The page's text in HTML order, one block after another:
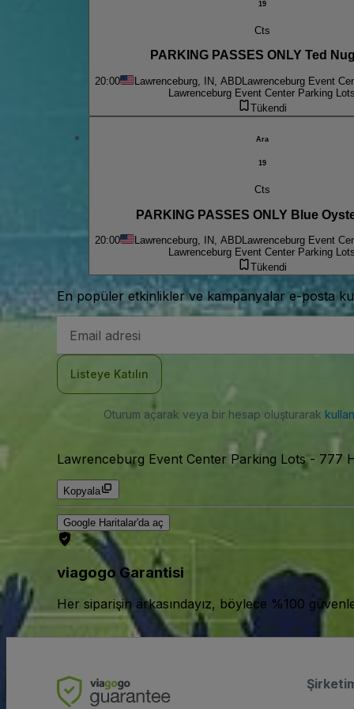
19
Cts
PARKING PASSES ONLY Ted
20:00 Lawrenceburg, IN, ABD Lawrenceburg Event
Lawrenceburg Event Center Parking Lots
Tükendi
Ara
19
Cts
PARKING PASSES ONLY Blue
20:00 Lawrenceburg, IN, ABDLawrenceburg Event
Lawrenceburg Event Center Parking Lots
Tükendi
En popüler etkinlikler ve kampanyalar e-posta
posta
Listeye Katılın
Oturum açarak veya bir hesap oluşturarak
Lawrenceburg Event Center Parking Lots- 777
Kopyala
Google Haritalar'da aç
viagogo Garantisi
Her siparişin arkasındayız, böylece %100